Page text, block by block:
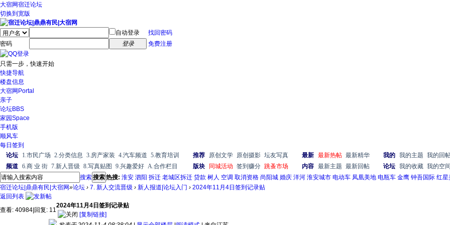
大宿网宿迁论坛
切换到宽版
自动登录
找回密码
密码
登录 免费注册
只需一步，快速开始
快捷导航
楼盘信息
大宿网 Portal
亲子
论坛BBS
家园Space
手机版
顺风车
每日签到
论坛
频道
1.市民广场 2.分类信息 3.房产家装 4.汽车频道 5.教育培训
6.商 业 街 7.新人晋级 8.写真贴图 9.兴趣爱好 A.合作栏目
推荐
版块
原创文学 原创摄影 坛友写真
同城活动 签到赚分 跳蚤市场
最新
内容
最新热帖 最新精华
最新主题 最新回帖
我的
论坛
我的主题 我的回
我的收藏 我的空间
搜索搜索热搜: 淮安 泗阳 拆迁 老城区拆迁 贷款 树人 空调 取消资格 尚阳城 婚庆 洋河 淮安城市 电动车 凤凰美地 电瓶车 金鹰 钟吾国际 红星
宿迁论坛|鼎鼎有民|大宿网»论坛 › 7. 新人交流晋级 › 新人报道|论坛入门 › 2024年11月4日签到记录贴
返回列表
查看: 40984 回复: 11
2024年11月4日签到记录贴
[复制链接]